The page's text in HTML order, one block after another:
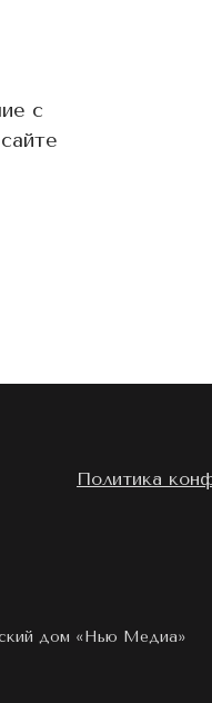
с
Политика
дом «Нью Медиа»